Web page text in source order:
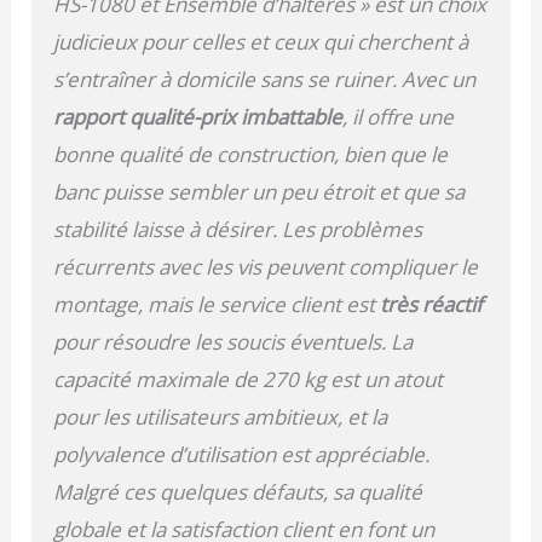
entraînement complet
du haut du corps.
DISQUES DE POIDS EN
PLASTIQUE
RÉSISTANTS AVEC
DIAMÈTRE 30 MM: Les
disques de poids inclus
sont compatibles avec
toutes les barres
d’haltères de 30 mm.
Fabriqués en plastique
de qualité et remplis de
disposent d’un
marquage clair du poids
pour une sélection
rapide. BARRE LONGUE
DE 167 CM AVEC
ÉCROUS DE SÉCURITÉ:
La barre d’haltères
judicieux pour celles et ceux qui cherchent à
s’entraîner à domicile sans se ruiner. Avec un
rapport qualité-prix imbattable, il offre une
bonne qualité de construction, bien que le
banc puisse sembler un peu étroit et que sa
stabilité laisse à désirer. Les problèmes
récurrents avec les vis peuvent compliquer le
montage, mais le service client esttrès réactif
pour résoudre les soucis éventuels. La
capacité maximale de 270 kg est un atout
pour les utilisateurs ambitieux, et la
polyvalence d’utilisation est appréciable.
Malgré ces quelques défauts, sa qualité
globale et la satisfaction client en font un